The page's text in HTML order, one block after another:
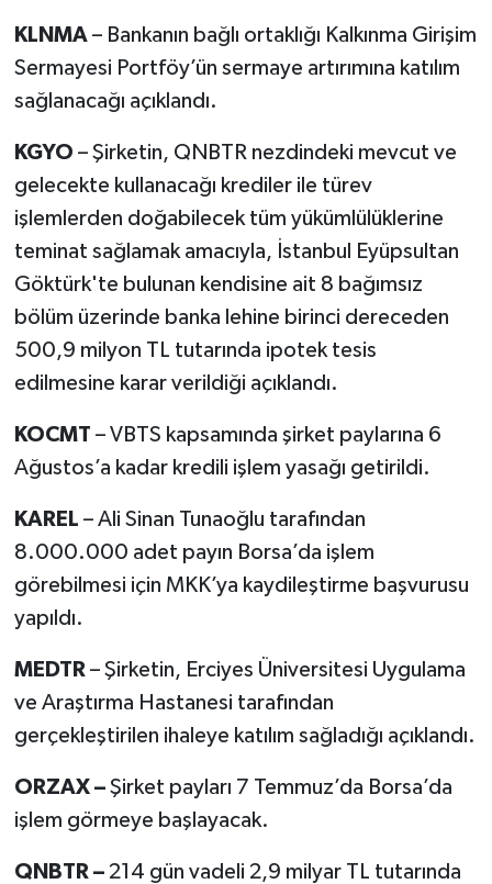
KLNMA – Bankanın bağlı ortaklığı Kalkınma Girişim
Sermayesi Portföy’ün sermaye artırımına katılım
sağlanacağı açıklandı.
KGYO – Şirketin, QNBTR nezdindeki mevcut ve
gelecekte kullanacağı krediler ile türev
işlemlerden doğabilecek tüm yükümlülüklerine
teminat sağlamak amacıyla, İstanbul Eyüpsultan
Göktürk'te bulunan kendisine ait 8 bağımsız
bölüm üzerinde banka lehine birinci dereceden
500,9 milyon TL tutarında ipotek tesis
edilmesine karar verildiği açıklandı.
KOCMT – VBTS kapsamında şirket paylarına 6
Ağustos’a kadar kredili işlem yasağı getirildi.
KAREL – Ali Sinan Tunaoğlu tarafından
8.000.000 adet payın Borsa’da işlem
görebilmesi için MKK’ya kaydileştirme başvurusu
yapıldı.
MEDTR – Şirketin, Erciyes Üniversitesi Uygulama
ve Araştırma Hastanesi tarafından
gerçekleştirilen ihaleye katılım sağladığı açıklandı.
ORZAX – Şirket payları 7 Temmuz’da Borsa’da
işlem görmeye başlayacak.
QNBTR – 214 gün vadeli 2,9 milyar TL tutarında